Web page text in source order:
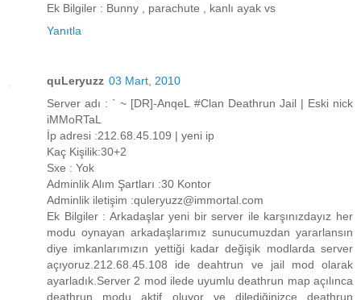
Ek Bilgiler : Bunny , parachute , kanlı ayak vs
Yanıtla
quLeryuzz 03 Mart, 2010
Server adı : ` ~ [DR]-AnqeL #Clan Deathrun Jail | Eski nick
iMMoRTaL
İp adresi :212.68.45.109 | yeni ip
Kaç Kişilik:30+2
Sxe : Yok
Adminlik Alım Şartları :30 Kontor
Adminlik iletişim :quleryuzz@immortal.com
Ek Bilgiler : Arkadaşlar yeni bir server ile karşınızdayız her
modu oynayan arkadaşlarımız sunucumuzdan yararlansın
diye imkanlarımızın yettiği kadar değişik modlarda server
açıyoruz.212.68.45.108 ide deahtrun ve jail mod olarak
ayarladık.Server 2 mod ilede uyumlu deathrun map açılınca
deathrun modu aktif oluyor ve dilediğinizce deathrun